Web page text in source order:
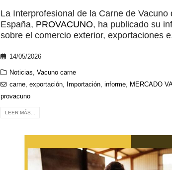
La Interprofesional de la Carne de Vacuno
España, PROVACUNO, ha publicado su
sobre el comercio exterior, exportaciones
14/05/2026
Noticias ,Vacuno carne
carne ,exportación Importación ,informe MERCADO
provacuno
LEER MÁS...